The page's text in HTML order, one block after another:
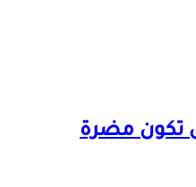
تكون مضرة